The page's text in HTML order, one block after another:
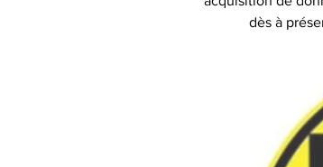
dès à